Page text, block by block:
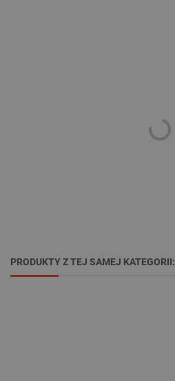
PRODUKTY Z TEJ SAMEJ KATEGORII: